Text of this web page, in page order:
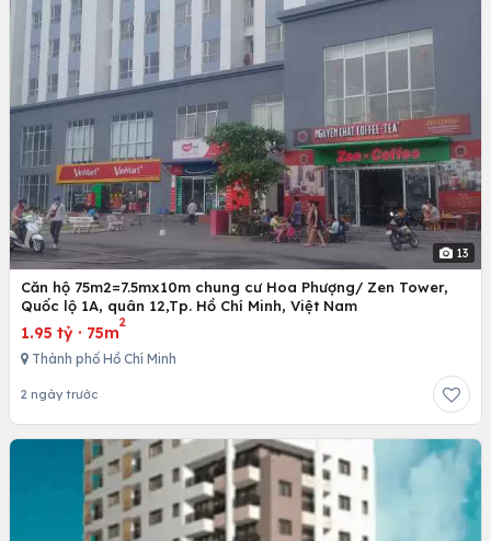
13
Căn hộ 75m2=7.5mx10m chung cư Hoa Phượng/ Zen Tower,
Quốc lộ 1A, quân 12,Tp. Hồ Chí Minh, Việt Nam
1.95 tỷ · 75m
2
Thành phố Hồ Chí Minh
2 ngày trước